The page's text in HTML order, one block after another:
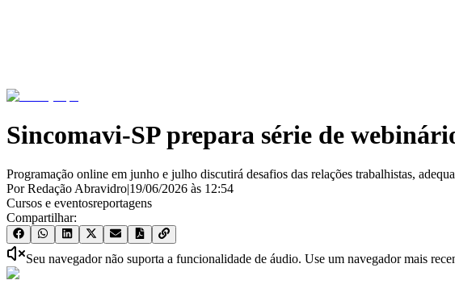
Sincomavi-SP prepara série de
Programação online em junho e julho discutirá desafios das relações trabalhistas,
Por Redação Abravidro|19/06/2026 às 12:54
Cursos e eventosreportagens
Compartilhar:
Seu navegador não suporta a funcionalidade de áudio. Use um navegador mais